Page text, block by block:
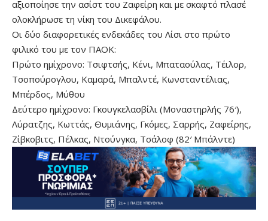
αξιοποίησε την ασίστ του Ζαφείρη και με σκαφτό πλασέ
ολοκλήρωσε τη νίκη του Δικεφάλου.
Οι δύο διαφορετικές ενδεκάδες του Λίσι στο πρώτο
φιλικό του με τον ΠΑΟΚ:
Πρώτο ημίχρονο: Τσιφτσής, Κένι, Μπαταούλας, Τέιλορ,
Τσοπούρογλου, Καμαρά, Μπαλντέ, Κωνσταντέλιας,
Μπέρδος, Μύθου
Δεύτερο ημίχρονο: Γκουγκελασβίλι (Μοναστηρλής 76′),
Λύρατζης, Κωττάς, Θυμιάνης, Γκόμες, Σαρρής, Ζαφείρης,
Ζίβκοβιτς, Πέλκας, Ντούνγκα, Τσάλοφ (82′ Μπάλντε)